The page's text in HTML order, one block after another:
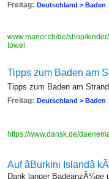
Freitag: Deutschland > Baden
www.manor.ch/de/shop/
towel
Tipps zum Baden am
Tipps zum Baden am
Freitag: Deutschland > Baden
https://www.dansk.de/
Auf âBurkini Islandâ
Dank langer BadeanzÃ¼ge